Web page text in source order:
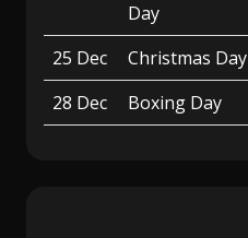
Day
25 Dec Christmas Day
28 Dec
Boxing Day